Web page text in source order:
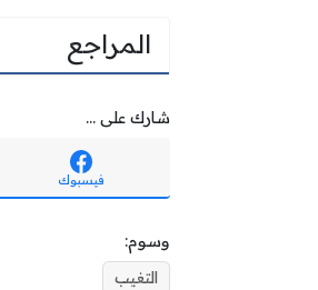
المراجع
شارك على ...
فيسبوك
وسوم:
التغيب